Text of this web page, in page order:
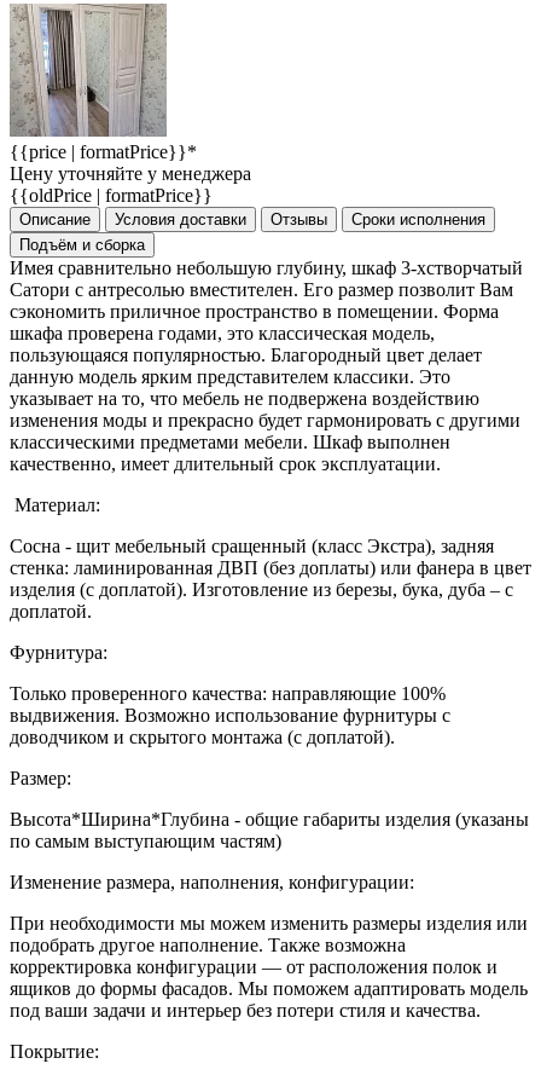
{{price | formatPrice}}*
Цену уточняйте у менеджера
{{oldPrice | formatPrice}}
Описание Условия доставки Отзывы
Сроки исполнения
Подъём и сборка
Имея сравнительно небольшую глубину, шкаф 3-хстворчатый
Сатори с антресолью вместителен. Его размер позволит Вам
сэкономить приличное пространство в помещении. Форма
шкафа проверена годами, это классическая модель,
пользующаяся популярностью. Благородный цвет делает
данную модель ярким представителем классики. Это
указывает на то, что мебель не подвержена воздействию
изменения моды и прекрасно будет гармонировать с другими
классическими предметами мебели. Шкаф выполнен
качественно, имеет длительный срок эксплуатации.
Материал:
Сосна - щит мебельный сращенный (класс Экстра), задняя
стенка: ламинированная ДВП (без доплаты) или фанера в цвет
изделия (с доплатой). Изготовление из березы, бука, дуба – с
доплатой.
Фурнитура:
Только проверенного качества: направляющие 100%
выдвижения. Возможно использование фурнитуры с
доводчиком и скрытого монтажа (с доплатой).
Размер:
Высота*Ширина*Глубина - общие габариты изделия (указаны
по самым выступающим частям)
Изменение размера, наполнения, конфигурации:
При необходимости мы можем изменить размеры изделия или
подобрать другое наполнение. Также возможна
корректировка конфигурации — от расположения полок и
ящиков до формы фасадов. Мы поможем адаптировать модель
под ваши задачи и интерьер без потери стиля и качества.
Покрытие: